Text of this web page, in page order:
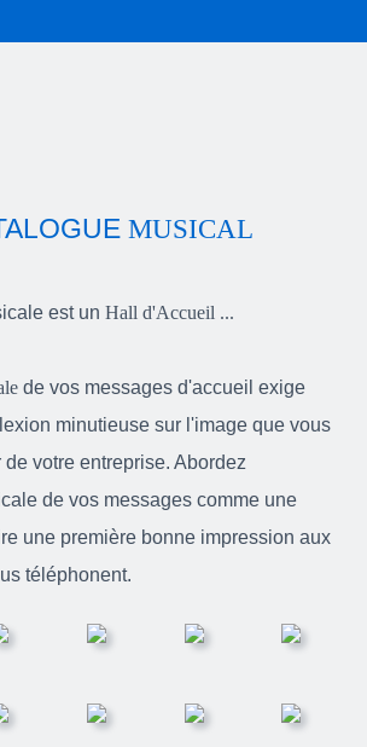
MUSICAL
est unHall d'Accueil ...
de vos messages d'accueil exige
minutieuse sur l'image que vous
votre entreprise. Abordez
de vos messages comme une
une première bonne impression aux
téléphonent.